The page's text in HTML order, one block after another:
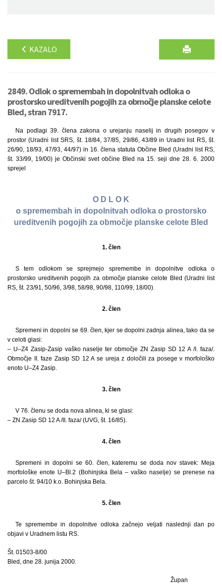
KAZALO
2849. Odlok o spremembah in dopolnitvah odloka o
prostorsko ureditvenih pogojih za območje planske celote
Bled, stran 7917.
Na podlagi 39. člena zakona o urejanju naselij in drugih posegov v
prostor (Uradni list SRS, št. 18/84, 37/85, 29/86, 43/89 in Uradni list RS, št.
26/90, 18/93, 47/93, 44/97) in 16. člena statuta Občine Bled (Uradni list RS,
št. 33/99, 19/00) je Občinski svet občine Bled na 15. seji dne 28. 6. 2000
sprejel
O D L O K
o spremembah in dopolnitvah odloka o prostorsko
ureditvenih pogojih za območje planske celote Bled
1. člen
S tem odlokom se sprejmejo spremembe in dopolnitve odloka o
prostorsko ureditvenih pogojih za območje planske celote Bled (Uradni list
RS, št. 23/91, 50/96, 3/98, 58/98, 90/98, 110/99, 18/00).
2. člen
Spremeni in dopolni se 69. člen, kjer se dopolni zadnja alinea, tako da se
v celoti glasi:
– U–Z4 Zasip-Zasip vaško naselje ter območje ZN Zasip SD 12 A /I. faza/.
Območje II. faze Zasip SD 12 A se ureja z določili za posege v morfološko
enoto U–Z4 Zasip.
3. člen
V 76. členu se doda nova alinea, ki se glasi:
– ZN Zasip SD 12 A /II. faza/ (UVG, št. 16/85).
4. člen
Spremeni in dopolni se 60. člen, kateremu se doda nov stavek: Meja
morfološke enote U–Bl.2 (Bohinjska Bela – vaško naselje) se prenese na
parcelo št. 94/10 k.o. Bohinjska Bela.
5. člen
Te spremembe in dopolnitve odloka začnejo veljati naslednji dan po
objavi v Uradnem listu RS.
Št. 01503-8/00
Bled, dne 28. junija 2000.
Župan